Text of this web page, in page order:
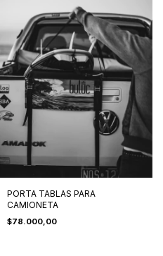
PORTA TABLAS PARA
CAMIONETA
$78.000,00